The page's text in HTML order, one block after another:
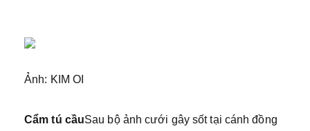
Ảnh: KIM OI
Cẩm tú cầuSau bộ ảnh cưới gây sốt tại cánh đồng